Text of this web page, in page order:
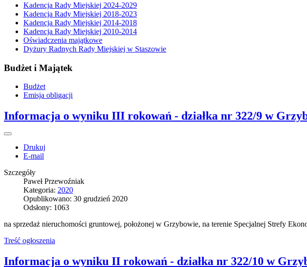
Kadencja Rady Miejskiej 2024-2029
Kadencja Rady Miejskiej 2018-2023
Kadencja Rady Miejskiej 2014-2018
Kadencja Rady Miejskiej 2010-2014
Oświadczenia majątkowe
Dyżury Radnych Rady Miejskiej w Staszowie
Budżet i Majątek
Budżet
Emisja obligacji
Informacja o wyniku III rokowań - działka nr 322/9 w
Drukuj
E-mail
Szczegóły
Paweł Przewoźniak
Kategoria: 2020
Opublikowano: 30 grudzień 2020
Odsłony: 1063
na sprzedaż nieruchomości gruntowej, położonej w Grzybowie, na terenie Specjalnej Strefy
Treść ogłoszenia
Informacja o wyniku II rokowań - działka nr 322/10 w